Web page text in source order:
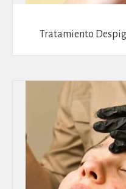
Tratamiento